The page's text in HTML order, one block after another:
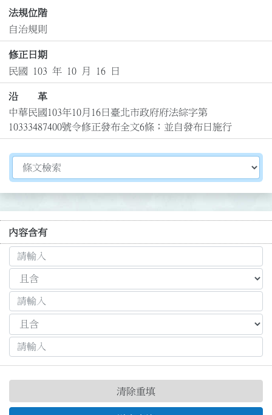
法規位階
自治規則
修正日期
民國 103 年 10 月 16 日
沿 革
中華民國103年10月16日臺北市政府府法綜字第
10333487400號令修正發布全文6條；並自發布日施行
切換選擇法規資訊內容
內容含有
清除重填